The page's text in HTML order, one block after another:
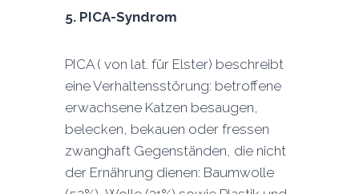
5. PICA-Syndrom
PICA ( von lat. für Elster) beschreibt
eine Verhaltensstörung: betroffene
erwachsene Katzen besaugen,
belecken, bekauen oder fressen
zwanghaft Gegenständen, die nicht
der Ernährung dienen: Baumwolle